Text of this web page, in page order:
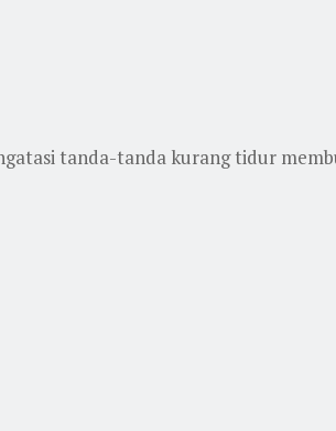
tanda-tanda kurang tidur